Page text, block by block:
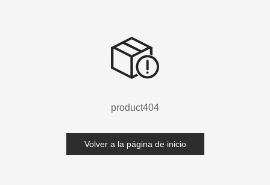
product404
Volver a la página de inicio